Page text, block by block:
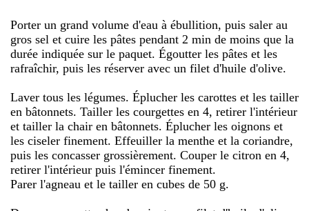
Porter un grand volume d'eau à ébullition, puis saler au
gros sel et cuire les pâtes pendant 2 min de moins que la
durée indiquée sur le paquet. Égoutter les pâtes et les
rafraîchir, puis les réserver avec un filet d'huile d'olive.
Laver tous les légumes. Éplucher les carottes et les tailler
en bâtonnets. Tailler les courgettes en 4, retirer l'intérieur
et tailler la chair en bâtonnets. Éplucher les oignons et
les ciseler finement. Effeuiller la menthe et la coriandre,
puis les concasser grossièrement. Couper le citron en 4,
retirer l'intérieur puis l'émincer finement.
Parer l'agneau et le tailler en cubes de 50 g.